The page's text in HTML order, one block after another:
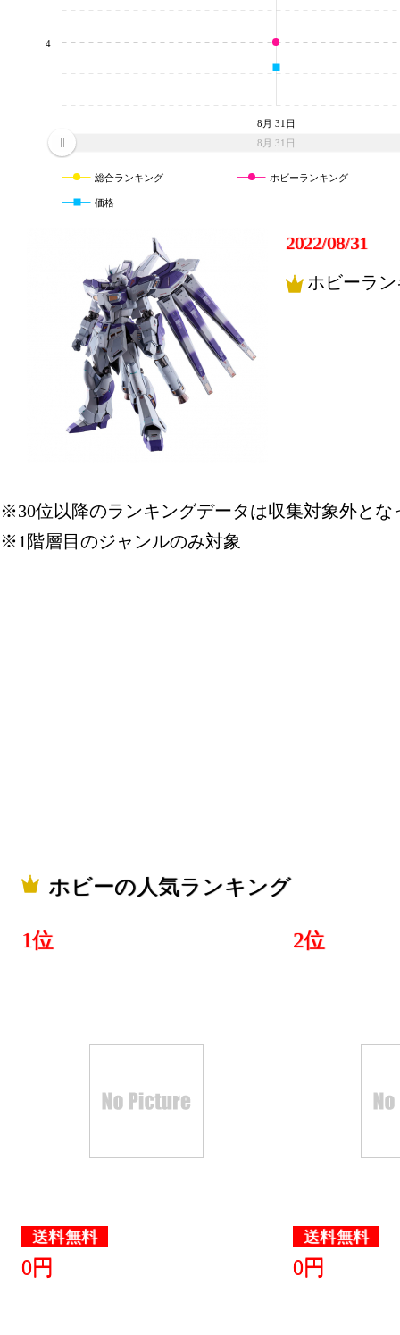
8月 31日
8月 31日
4
総合ランキング ホビーランキング
価格
2022/08/31
ホビーラ
※30位以降のランキングデータは収集対象外とな
※1階層目のジャンルのみ対象
ホビーの人気ランキング
1位
送料無料
0円
2位
送料無料
0円